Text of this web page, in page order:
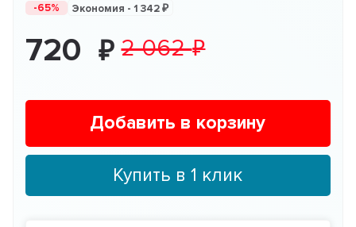
-65% Экономия -1 342
720 2 062
Добавить в корзину
Купить в 1 клик